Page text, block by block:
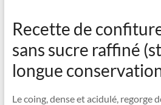
Recette de
sans sucre raffiné
longue
Le coing, dense et acidulé, regorge